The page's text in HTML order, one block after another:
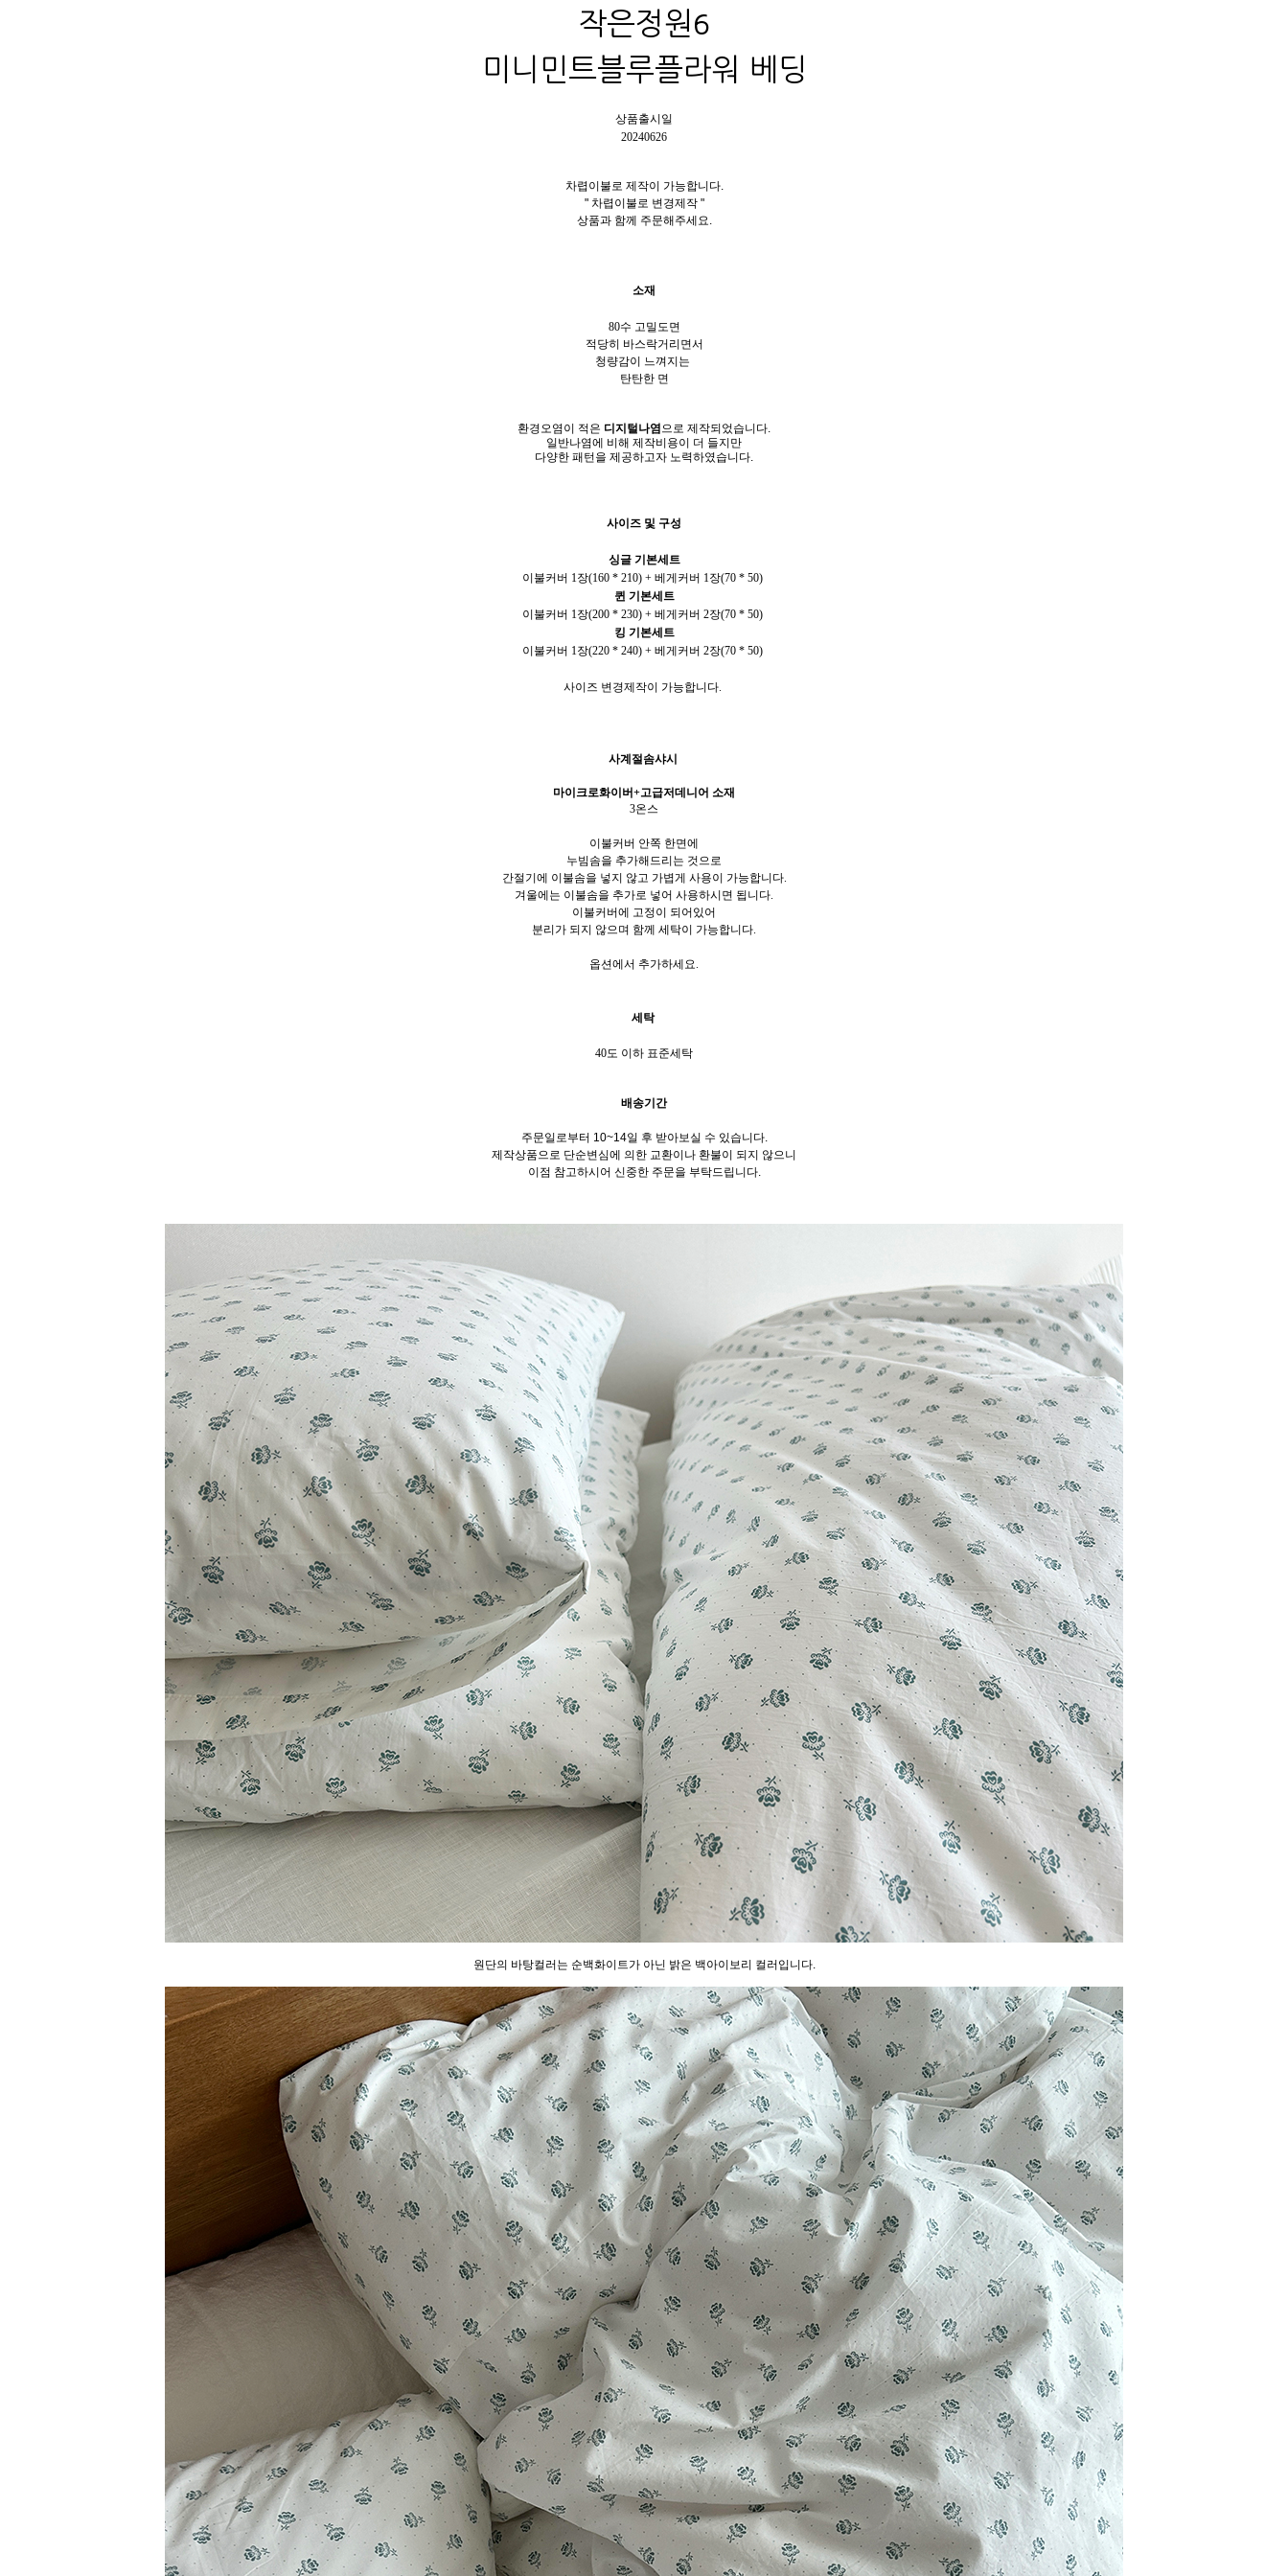
작은정원6
미니민트블루플라워 베딩
상품출시일
20240626
차렵이불로 제작이 가능합니다.
" 차렵이불로 변경제작 "
상품과 함께 주문해주세요.
소재
80수 고밀도면
적당히 바스락거리면서
청량감이 느껴지는
탄탄한 면
환경오염이 적은 디지털나염 으로 제작되었습니다.
일반나염에 비해 제작비용이 더 들지만
다양한 패턴을 제공하고자 노력하였습니다.
사이즈 및 구성
싱글 기본세트
이불커버 1장(160 * 210) + 베게커버 1장(70 * 50)
퀸 기본세트
이불커버 1장(200 * 230) + 베게커버 2장(70 * 50)
킹 기본세트
이불커버 1장(220 * 240) + 베게커버 2장(70 * 50)
사이즈 변경제작이 가능합니다.
사계절솜샤시
마이크로화이버+고급저데니어 소재
3온스
이불커버 안쪽 한면에
누빔솜을 추가해드리는 것으로
간절기에 이불솜을 넣지 않고 가볍게 사용이 가능합니다.
겨울에는 이불솜을 추가로 넣어 사용하시면 됩니다.
이불커버에 고정이 되어있어
분리가 되지 않으며 함께 세탁이 가능합니다.
옵션에서 추가하세요.
세탁
40도 이하 표준세탁
배송기간
주문일로부터 10~14일 후 받아보실 수 있습니다.
제작상품으로 단순변심에 의한 교환이나 환불이 되지 않으니
이점 참고하시어 신중한 주문을 부탁드립니다.
원단의 바탕컬러는 순백화이트가 아닌 밝은 백아이보리 컬러입니다.